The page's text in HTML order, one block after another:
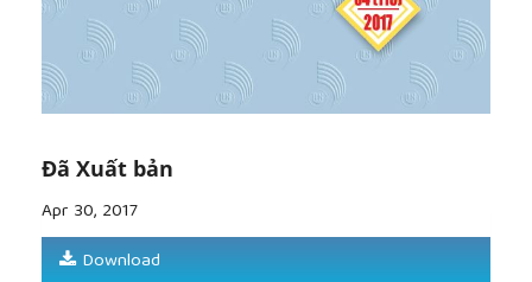
Đã Xuất bản
Apr 30, 2017
Download